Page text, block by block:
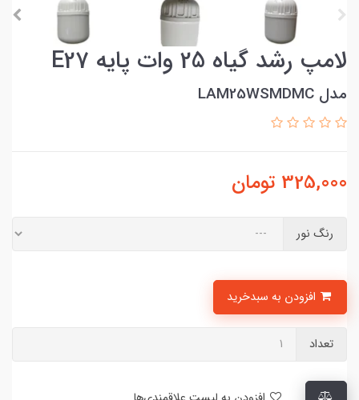
لامپ رشد گیاه 25 وات پایه E27
مدل LAM25WSMDMC
325,000 تومان
رنگ نور
تعداد